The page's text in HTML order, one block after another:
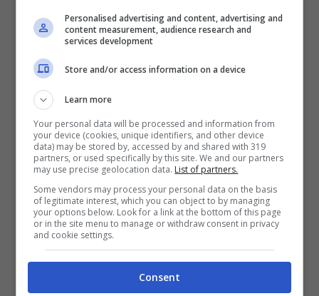
capire quale sia l’iter seguito per arrivare a
tale decisione e quali confronti siano stati
avviati per valutare l’impatto di una simile
novità”,
Spiegando anche di essere d’accordo sulla
necessità di snellire la burocrazia, ma non
a scapito della sicurezza, che “viene prima
della velocità delle procedure”.
TUTTI I CONTROLLI DI SICUREZZA IN
Dall’ingresso al decollo: tutti
Personalised advertising and content, advertising and
content measurement, audience research and
services development
Store and/or access information on a device
Learn more
Your personal data will be processed and information from
your device (cookies, unique identifiers, and other device
data) may be stored by, accessed by and shared with 319
partners, or used specifically by this site. We and our partners
may use precise geolocation data. List of partners.
Some vendors may process your personal data on the basis
of legitimate interest, which you can object to by managing
your options below. Look for a link at the bottom of this page
or in the site menu to manage or withdraw consent in privacy
and cookie settings.
Consent